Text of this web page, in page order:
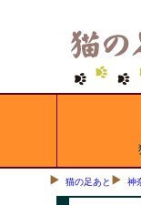
猫の足あと 神